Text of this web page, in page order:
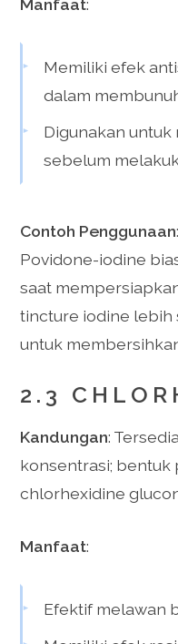
Manfaat:
Memiliki efek
dalam
Digunakan
sebelum
Contoh Penggunaan:
Povidone-iodine
saat
tincture iodine lebih
untuk
2.3
Kandungan:
konsentrasi; bentuk
chlorhexidine
Manfaat:
Efektif melawan